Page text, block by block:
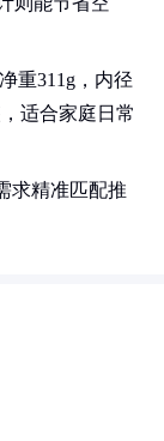
重311g，内径
适合家庭日常
求精准匹配推